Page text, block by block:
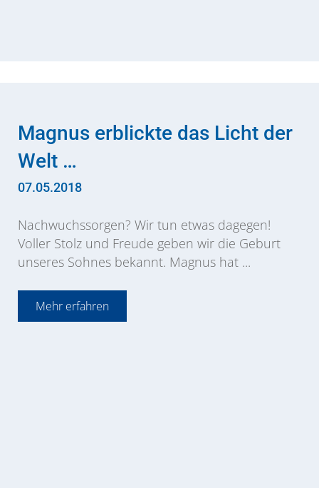
Magnus erblickte das Licht der
Welt …
07.05.2018
Nachwuchssorgen? Wir tun etwas dagegen!
Voller Stolz und Freude geben wir die Geburt
unseres Sohnes bekannt. Magnus hat ...
Mehr erfahren